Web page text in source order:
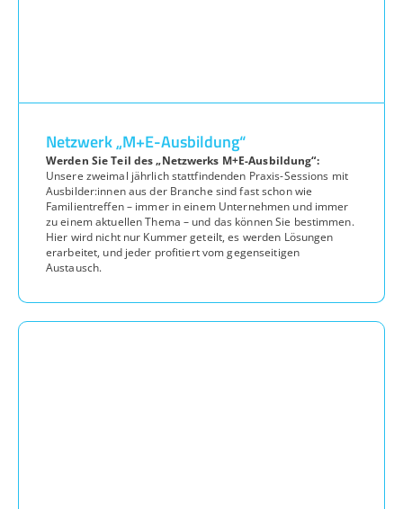
Netzwerk „M+E-Ausbildung“
Werden Sie Teil des „Netzwerks M+E-Ausbildung“:
Unsere zweimal jährlich stattfindenden Praxis-Sessions mit
Ausbilder:innen aus der Branche sind fast schon wie
Familientreffen – immer in einem Unternehmen und immer
zu einem aktuellen Thema – und das können Sie bestimmen.
Hier wird nicht nur Kummer geteilt, es werden Lösungen
erarbeitet, und jeder profitiert vom gegenseitigen
Austausch.